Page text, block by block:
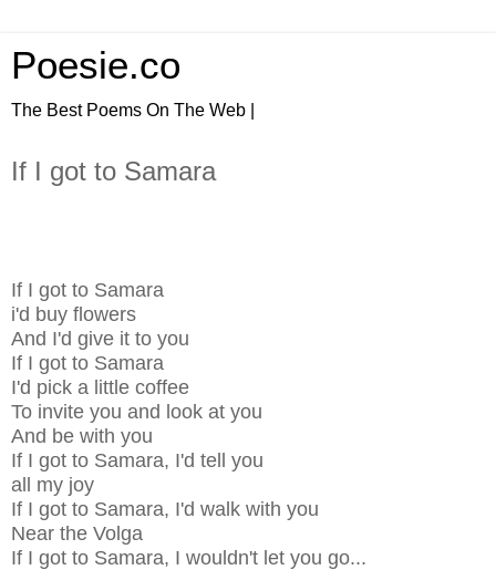
Poesie.co
The Best Poems On The Web |
If I got to Samara
If I got to Samara
i'd buy flowers
And I'd give it to you
If I got to Samara
I'd pick a little coffee
To invite you and look at you
And be with you
If I got to Samara, I'd tell you
all my joy
If I got to Samara, I'd walk with you
Near the Volga
If I got to Samara, I wouldn't let you go...